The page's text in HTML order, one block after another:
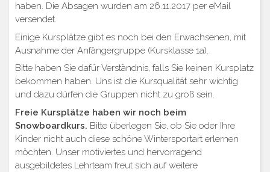
haben. Die Absagen wurden am 26.11.2017 per eMail
versendet.
Einige Kursplätze gibt es noch bei den Erwachsenen, mit
Ausnahme der Anfängergruppe (Kursklasse 1a).
Bitte haben Sie dafür Verständnis, falls Sie keinen Kursplatz
bekommen haben. Uns ist die Kursqualität sehr wichtig
und dazu dürfen die Gruppen nicht zu groß sein.
Freie Kursplätze haben wir noch beim
Snowboardkurs. Bitte überlegen Sie, ob Sie oder Ihre
Kinder nicht auch diese schöne Wintersportart erlernen
möchten. Unser motiviertes und hervorragend
ausgebildetes Lehrteam freut sich auf weitere